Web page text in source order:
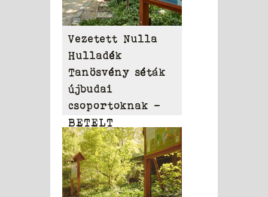
Vezetett Nulla
Hulladék
Tanösvény séták
újbudai
csoportoknak –
BETELT